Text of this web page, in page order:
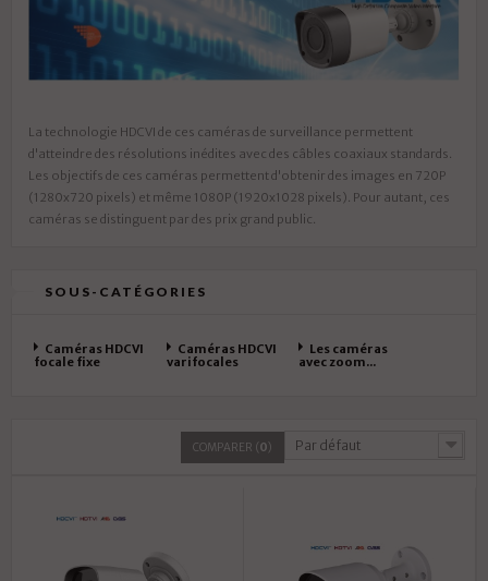
La technologie HDCVI de ces caméras de surveillance permettent
d'atteindre des résolutions inédites avec des câbles coaxiaux standards.
Les objectifs de ces caméras permettent d'obtenir des images en 720P
(1280x720 pixels) et même 1080P (1920x1028 pixels). Pour autant, ces
caméras se distinguent par des prix grand public.
SOUS-CATÉGORIES
Caméras HDCVI
focale fixe
Caméras HDCVI
varifocales
Les caméras
avec zoom...
Par défaut
COMPARER (0)